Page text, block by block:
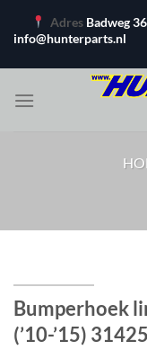
naar
Adres Badweg
info@hunterparts.nl
Bumperhoek
(’10-’15)